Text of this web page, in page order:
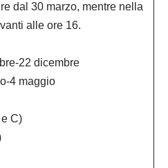
dal 30 marzo, mentre nella
alle ore 16.
22 dicembre
4 maggio
C)